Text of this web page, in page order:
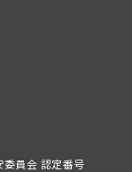
委員会 認定番号